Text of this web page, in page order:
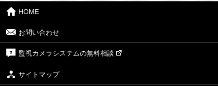
HOME
お問い合わせ
監視カメラシステムの無料相談
サイトマップ